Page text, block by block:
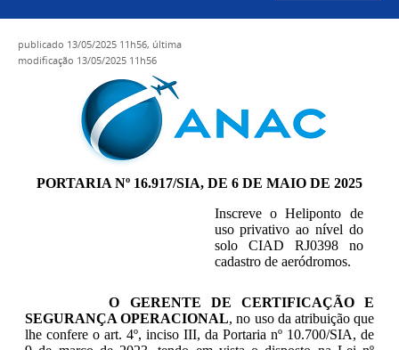
publicado 13/05/2025 11h56, última
modificação 13/05/2025 11h56
PORTARIA Nº 16.917/SIA, DE 6 DE MAIO DE 2025
Inscreve o Heliponto de
uso privativo ao nível do
solo CIAD RJ0398 no
cadastro de aeródromos.
O GERENTE DE CERTIFICAÇÃO E
SEGURANÇA OPERACIONAL, no uso da atribuição que
lhe confere o art. 4º, inciso III, da Portaria nº 10.700/SIA, de